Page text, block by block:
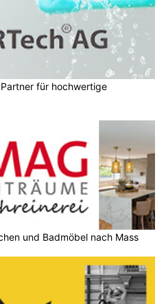
für hochwertige
und Badmöbel nach Mass